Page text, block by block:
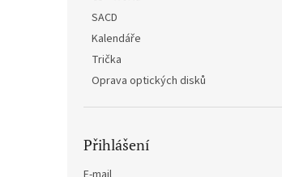
SACD
Kalendáře
Trička
Oprava optických disků
Přihlášení